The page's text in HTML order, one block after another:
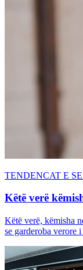
TENDENCAT E
Këtë verë
Këtë verë, këmisha
se garderoba verore